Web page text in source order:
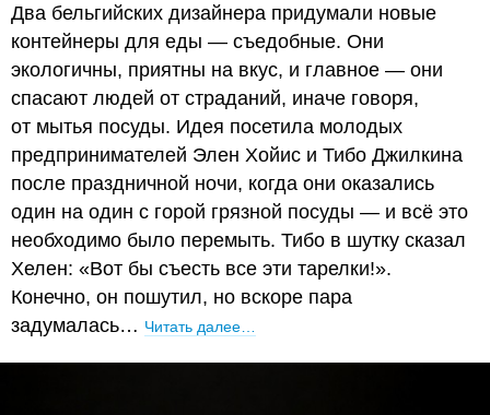
Два бельгийских дизайнера придумали новые
контейнеры для еды — съедобные. Они
экологичны, приятны на вкус, и главное — они
спасают людей от страданий, иначе говоря,
от мытья посуды. Идея посетила молодых
предпринимателей Элен Хойис и Тибо Джилкина
после праздничной ночи, когда они оказались
один на один с горой грязной посуды — и всё это
необходимо было перемыть. Тибо в шутку сказал
Хелен: «Вот бы съесть все эти тарелки!».
Конечно, он пошутил, но вскоре пара
задумалась… Читать далее…